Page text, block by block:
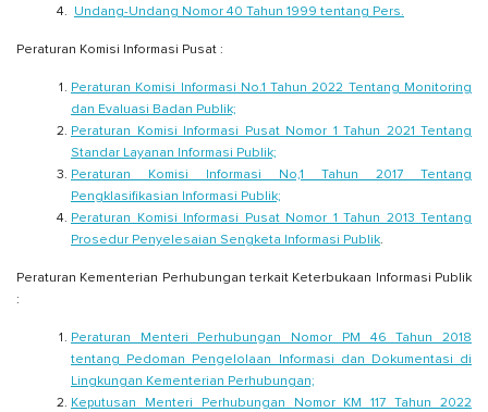
Undang-Undang Nomor 40 Tahun 1999 tentang Pers.
Peraturan Komisi Informasi Pusat :
Peraturan Komisi Informasi No.1 Tahun 2022 Tentang Monitoring
dan Evaluasi Badan Publik;
Peraturan Komisi Informasi Pusat Nomor 1 Tahun 2021 Tentang
Standar Layanan Informasi Publik;
Peraturan Komisi Informasi No,1 Tahun 2017 Tentang
Pengklasifikasian Informasi Publik;
Peraturan Komisi Informasi Pusat Nomor 1 Tahun 2013 Tentang
Prosedur Penyelesaian Sengketa Informasi Publik.
Peraturan Kementerian Perhubungan terkait Keterbukaan Informasi Publik
:
Peraturan Menteri Perhubungan Nomor PM 46 Tahun 2018
tentang Pedoman Pengelolaan Informasi dan Dokumentasi di
Lingkungan Kementerian Perhubungan;
Keputusan Menteri Perhubungan Nomor KM 117 Tahun 2022